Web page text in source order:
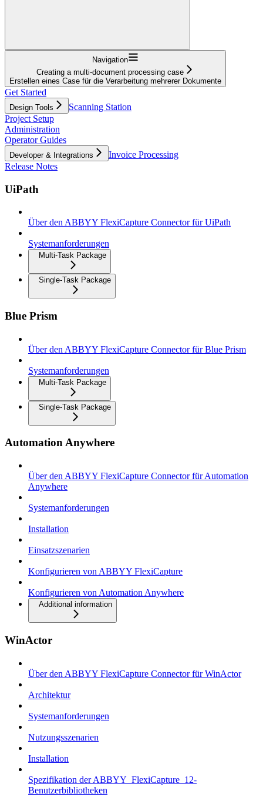
Navigation
Creating a multi-document processing case
Erstellen eines Case für die Verarbeitung mehrerer Dokumente
Get Started
Design Tools
Scanning Station
Project Setup
Administration
Operator Guides
Developer & Integrations
Invoice Processing
Release Notes
UiPath
Über den ABBYY FlexiCapture Connector für UiPath
Systemanforderungen
Multi-Task Package
Single-Task Package
Blue Prism
Über den ABBYY FlexiCapture Connector für Blue Prism
Systemanforderungen
Multi-Task Package
Single-Task Package
Automation Anywhere
Über den ABBYY FlexiCapture Connector für Automation
Anywhere
Systemanforderungen
Installation
Einsatzszenarien
Konfigurieren von ABBYY FlexiCapture
Konfigurieren von Automation Anywhere
Additional information
WinActor
Über den ABBYY FlexiCapture Connector für WinActor
Architektur
Systemanforderungen
Nutzungsszenarien
Installation
Spezifikation der ABBYY_FlexiCapture_12-
Benutzerbibliotheken